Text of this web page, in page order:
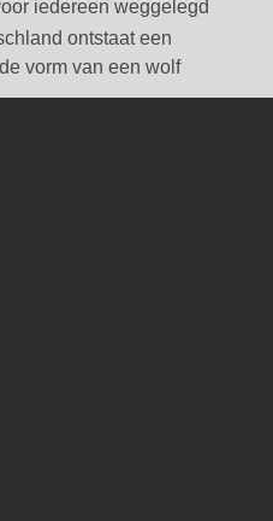
iedereen weggelegd
ontstaat een
vorm van een wolf